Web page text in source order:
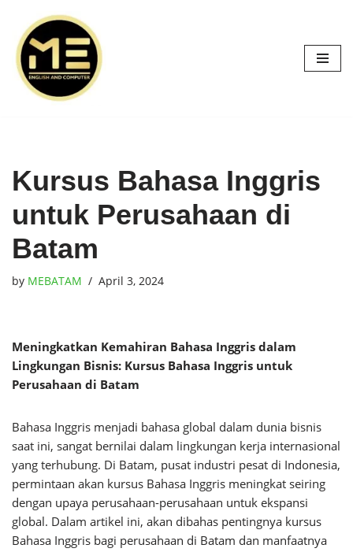
Skip
to
content
Kursus Bahasa Inggris
untuk Perusahaan di
Batam
by MEBATAM April 3, 2024
Meningkatkan Kemahiran Bahasa Inggris dalam
Lingkungan Bisnis: Kursus Bahasa Inggris untuk
Perusahaan di Batam
Bahasa Inggris menjadi bahasa global dalam dunia bisnis
saat ini, sangat bernilai dalam lingkungan kerja internasional
yang terhubung. Di Batam, pusat industri pesat di Indonesia,
permintaan akan kursus Bahasa Inggris meningkat seiring
dengan upaya perusahaan-perusahaan untuk ekspansi
global. Dalam artikel ini, akan dibahas pentingnya kursus
Bahasa Inggris bagi perusahaan di Batam dan manfaatnya